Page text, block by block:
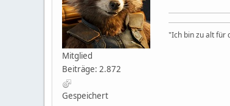
Mitglied
Beiträge: 2.872
Gespeichert
"Ich bin zu alt für